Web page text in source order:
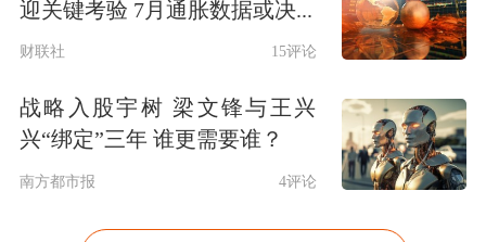
迎关键考验 7月通胀数据或决...
财联社 15评论
战略入股宇树 梁文锋与王兴
兴“绑定”三年 谁更需要谁？
南方都市报 4评论